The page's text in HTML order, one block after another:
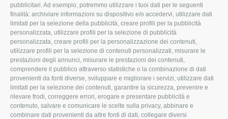
pubblicitari. Ad esempio, potremmo utilizzare i tuoi dati per le seguenti
finalità: archiviare informazioni su dispositivo e/o accedervi, utilizzare dati
limitati per la selezione della pubblicità, creare profili per la pubblicità
personalizzata, utilizzare profili per la selezione di pubblicità
personalizzata, creare profili per la personalizzazione dei contenuti,
utilizzare profili per la selezione di contenuti personalizzati, misurare le
prestazioni degli annunci, misurare le prestazioni dei contenuti,
comprendere il pubblico attraverso statistiche o la combinazione di dati
provenienti da fonti diverse, sviluppare e migliorare i servizi, utilizzare dati
limitati per la selezione dei contenuti, garantire la sicurezza, prevenire e
rilevare frodi, correggere errori, erogare e presentare pubblicità e
contenuto, salvare e comunicare le scelte sulla privacy, abbinare e
combinare dati provenienti da altre fonti di dati, collegare diversi
L'Associazione
Missione e Progetto
Organigramma aziendale
I Nostri Servizi
Uffici della Sede
provinciale
Le Sedi di Zona
Agricoltori S.r.l.
Tecnico
Fiscale
Lavoro
Ambiente
Associazione
CONFAGRICOLTURA
ATTIVA